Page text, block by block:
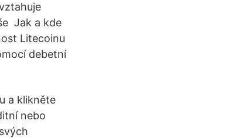
Jak a kde
Litecoinu
debetní
a klikněte
nebo